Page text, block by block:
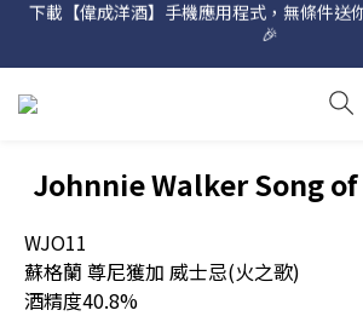
網店購滿 $500 即享免費送貨
🎉
Johnnie Walker Song
WJO11
蘇格蘭 尊尼獲加 威士忌(火之歌)
酒精度40.8%